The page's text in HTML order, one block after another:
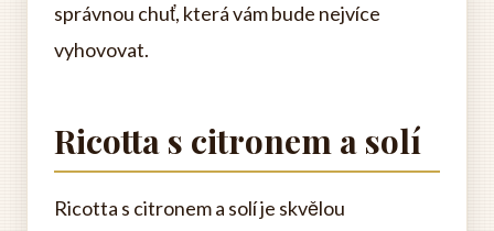
správnou chuť, která vám bude nejvíce
vyhovovat.
Ricotta s citronem a solí
Ricotta s citronem a solí je skvělou